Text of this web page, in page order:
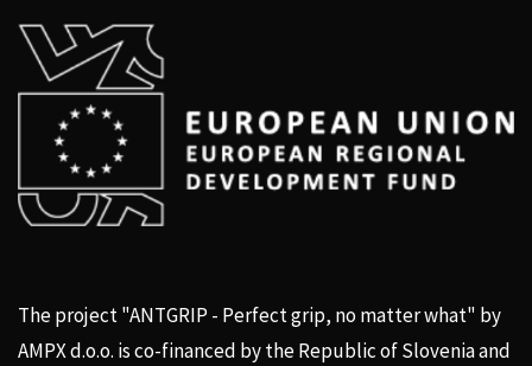
The project "ANTGRIP - Perfect grip, no matter what" by
AMPX d.o.o. is co-financed by the Republic of Slovenia and